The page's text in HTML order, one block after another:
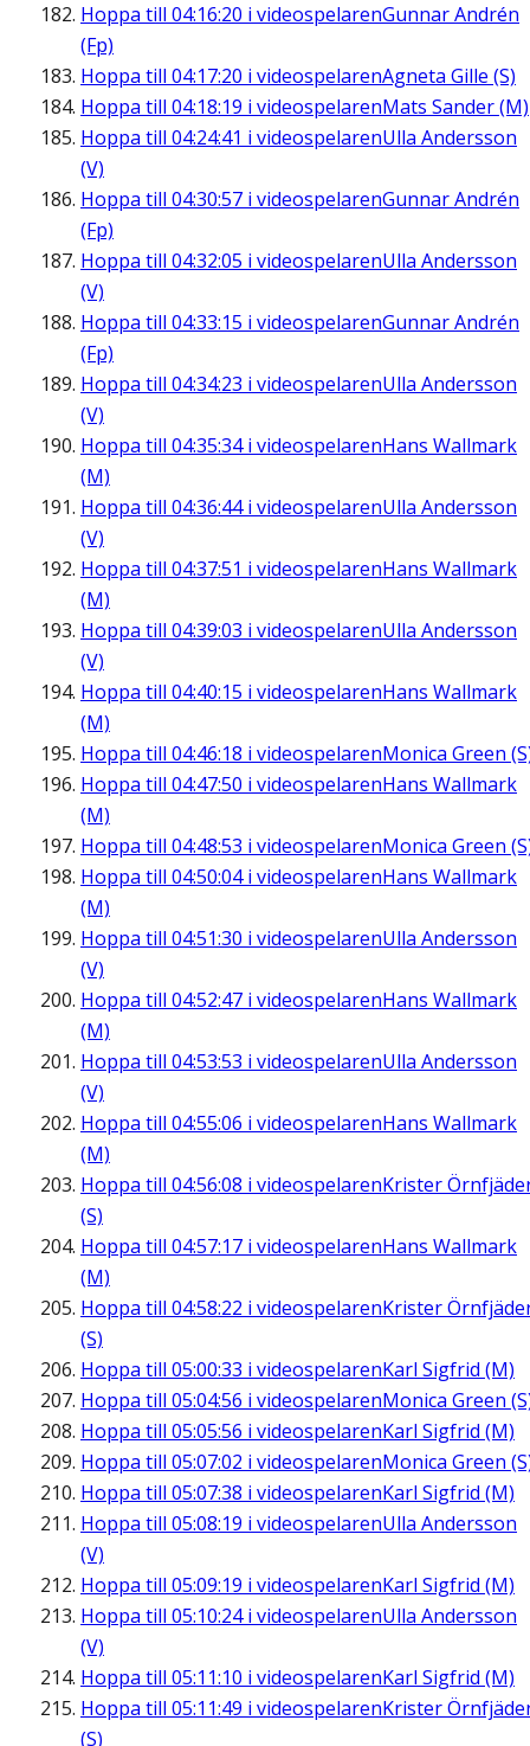
Hoppa till 04:16:20 i videospelarenGunnar Andrén
(Fp)
Hoppa till 04:17:20 i videospelarenAgneta Gille (S)
Hoppa till 04:18:19 i videospelarenMats Sander (M)
Hoppa till 04:24:41 i videospelarenUlla Andersson
(V)
Hoppa till 04:30:57 i videospelarenGunnar Andrén
(Fp)
Hoppa till 04:32:05 i videospelarenUlla Andersson
(V)
Hoppa till 04:33:15 i videospelarenGunnar Andrén
(Fp)
Hoppa till 04:34:23 i videospelarenUlla Andersson
(V)
Hoppa till 04:35:34i videospelarenHans Wallmark
(M)
Hoppa till 04:36:44i videospelarenUlla Andersson
(V)
Hoppa till 04:37:51 i videospelarenHans Wallmark
(M)
Hoppa till 04:39:03 i videospelarenUlla Andersson
(V)
Hoppa till 04:40:15 i videospelarenHans Wallmark
(M)
Hoppa till 04:46:18 i videospelarenMonica Green
Hoppa till 04:47:50 i videospelarenHans Wallmark
(M)
Hoppa till 04:48:53 i videospelarenMonica Green
Hoppa till 04:50:04i videospelarenHans Wallmark
(M)
Hoppa till 04:51:30 i videospelarenUlla Andersson
(V)
Hoppa till 04:52:47 i videospelarenHans Wallmark
(M)
Hoppa till 04:53:53 i videospelarenUlla Andersson
(V)
Hoppa till 04:55:06 i videospelarenHans Wallmark
(M)
Hoppa till 04:56:08 i videospelarenKrister
(S)
Hoppa till 04:57:17 i videospelarenHans Wallmark
(M)
Hoppa till 04:58:22 i videospelarenKrister
(S)
Hoppa till 05:00:33 i videospelarenKarl Sigfrid (M)
Hoppa till 05:04:56 i videospelarenMonica Green
Hoppa till 05:05:56 i videospelarenKarl Sigfrid (M)
Hoppa till 05:07:02 i videospelarenMonica Green
Hoppa till 05:07:38 i videospelarenKarl Sigfrid (M)
Hoppa till 05:08:19 i videospelarenUlla Andersson
(V)
Hoppa till 05:09:19 i videospelarenKarl Sigfrid (M)
Hoppa till 05:10:24i videospelarenUlla Andersson
(V)
Hoppa till 05:11:10 i videospelarenKarl Sigfrid (M)
Hoppa till 05:11:49 i videospelarenKrister
(S)